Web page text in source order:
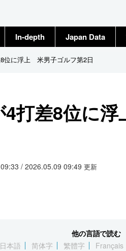
In-depth Japan Data
位に浮上 米男子ゴルフ第2日
4打差8位に
/ 2026.05.09 09:49 更新
他の言語で読む
日本語 简体字 繁體字 Français